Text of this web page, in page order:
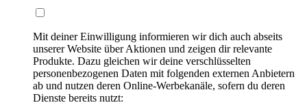
Mit deiner Einwilligung informieren wir dich auch abseits
unserer Website über Aktionen und zeigen dir relevante
Produkte. Dazu gleichen wir deine verschlüsselten
personenbezogenen Daten mit folgenden externen Anbietern
ab und nutzen deren Online-Werbekanäle, sofern du deren
Dienste bereits nutzt: